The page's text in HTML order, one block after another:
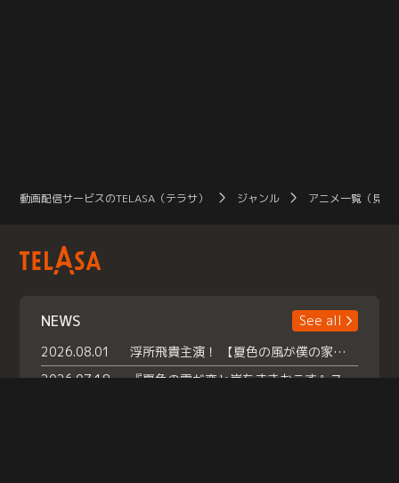
動画配信サービスのTELASA（テラサ） ジャンル アニメ一覧（見放
NEWS
See all
2026.08.01
浮所飛貴主演！ 【夏色の風が僕の家にやってきた】 本日よりテラサで独占配信スタート！
2026.07.18
『夏色の雲が恋と嵐をまきおこす』スペシャルメイキング 【Part1】2026年７月18日（土）23時30分～配信スタート！話題のシーンの裏側を大公開！豪華キャスト大集合！ 『武宮家 真夏の家族会議』開催！